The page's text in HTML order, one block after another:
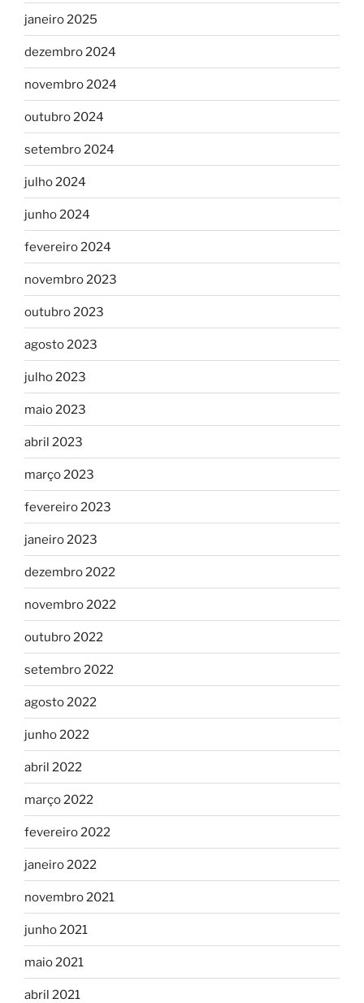
janeiro 2025
dezembro 2024
novembro 2024
outubro 2024
setembro 2024
julho 2024
junho 2024
fevereiro 2024
novembro 2023
outubro 2023
agosto 2023
julho 2023
maio 2023
abril 2023
março 2023
fevereiro 2023
janeiro 2023
dezembro 2022
novembro 2022
outubro 2022
setembro 2022
agosto 2022
junho 2022
abril 2022
março 2022
fevereiro 2022
janeiro 2022
novembro 2021
junho 2021
maio 2021
abril 2021